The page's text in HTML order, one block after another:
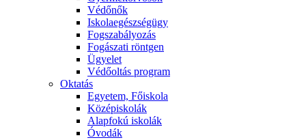
Védőnők
Iskolaegészségügy
Fogszabályozás
Fogászati röntgen
Ügyelet
Védőoltás program
Oktatás
Egyetem, Főiskola
Középiskolák
Alapfokú iskolák
Óvodák